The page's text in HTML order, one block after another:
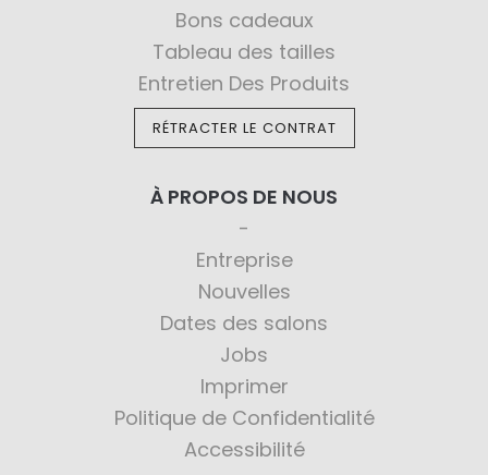
Bons cadeaux
Tableau des tailles
Entretien Des Produits
RÉTRACTER LE CONTRAT
À PROPOS DE NOUS
Entreprise
Nouvelles
Dates des salons
Jobs
Imprimer
Politique de Confidentialité
Accessibilité